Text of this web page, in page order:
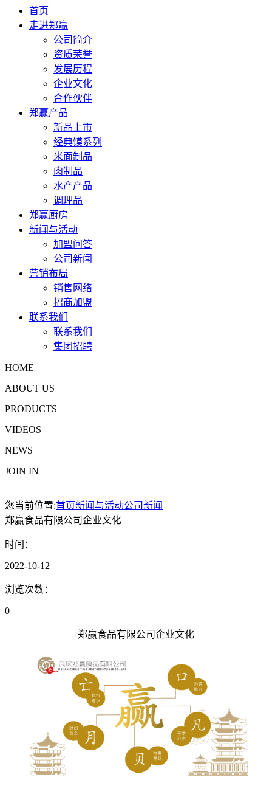
首页
走进郑赢
公司简介
资质荣誉
发展历程
企业文化
合作伙伴
郑赢产品
新品上市
经典馍系列
米面制品
肉制品
水产产品
调理品
郑赢厨房
新闻与活动
加盟问答
公司新闻
营销布局
销售网络
招商加盟
联系我们
联系我们
集团招聘
HOME
ABOUT US
PRODUCTS
VIDEOS
NEWS
JOIN IN
您当前位置:首页新闻与活动公司新闻
郑赢食品有限公司企业文化
时间：
2022-10-12
浏览次数：
0
郑赢食品有限公司企业文化